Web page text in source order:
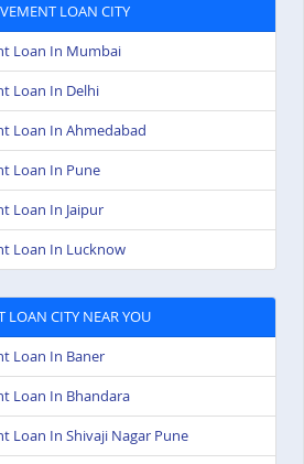
LOAN CITY
Loan In Mumbai
Loan In Delhi
Loan In Ahmedabad
Loan In Pune
Loan In Jaipur
Loan In Lucknow
CITY NEAR YOU
Loan In Baner
Loan In Bhandara
Loan In Shivaji Nagar Pune